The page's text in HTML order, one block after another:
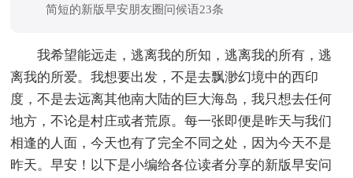
简短的新版早安朋友圈问候语23条
我希望能远走，逃离我的所知，逃离我的所有，逃
离我的所爱。我想要出发，不是去飘渺幻境中的西印
度，不是去远离其他南大陆的巨大海岛，我只想去任何
地方，不论是村庄或者荒原。每一张即便是昨天与我们
相逢的人面，今天也有了完全不同之处，因为今天不是
昨天。早安！以下是小编给各位读者分享的新版早安问